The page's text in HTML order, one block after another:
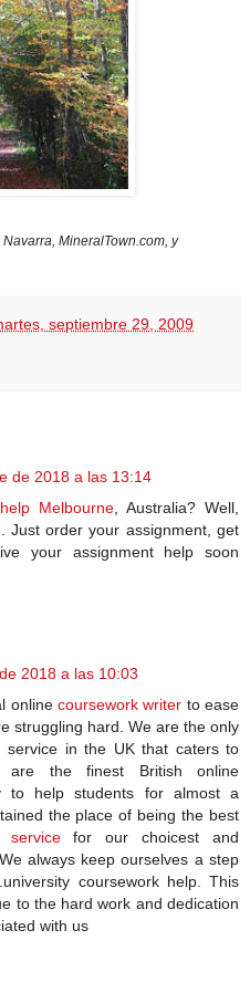
MineralTown.com, y
septiembre 29, 2009
de 2018 a las 13:14
Melbourne , Australia? Well,
Just order your assignment, get
your assignment help soon
2018 a las 10:03
online coursework writer to ease
struggling hard. We are the only
service in the UK that caters to
the finest British online
to help students for almost a
the place of being the best
servicefor our choicest and
always keep ourselves a step
coursework help. This
to the hard work and dedication
with us